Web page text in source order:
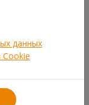
данных